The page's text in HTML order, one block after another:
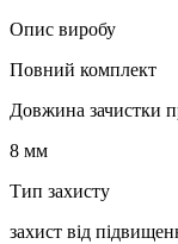
Опис виробу
Повний комплект
Довжина зачистки
8 мм
Тип захисту
захист від